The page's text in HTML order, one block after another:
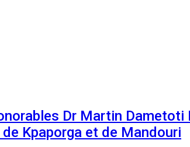
Dr Martin
Kpaporga et de Mandouri